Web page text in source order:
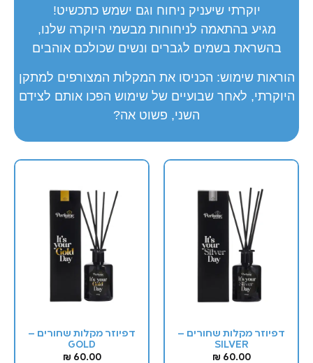
יוקרתי שיעניק ניחוח וגם ישמש כתכשיט!
מגיע בהתאמה לניחוחות מבשמי היוקרה שלנו,
בהשראת בשמים לגברים ונשים שכולכם אוהבים
הוראות שימוש: הכניסו את המקלות המצורפים למתקן
היוקרתי, לאחר שבועיים של שימוש הפכו אותם לצידם
השני, פשוט אה?
דפיוזר מקלות שחורים –
SILVER
60.00
₪
דפיוזר מקלות שחורים –
GOLD
60.00
₪